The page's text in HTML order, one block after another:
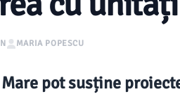
MARIA POPESCU
pot susține